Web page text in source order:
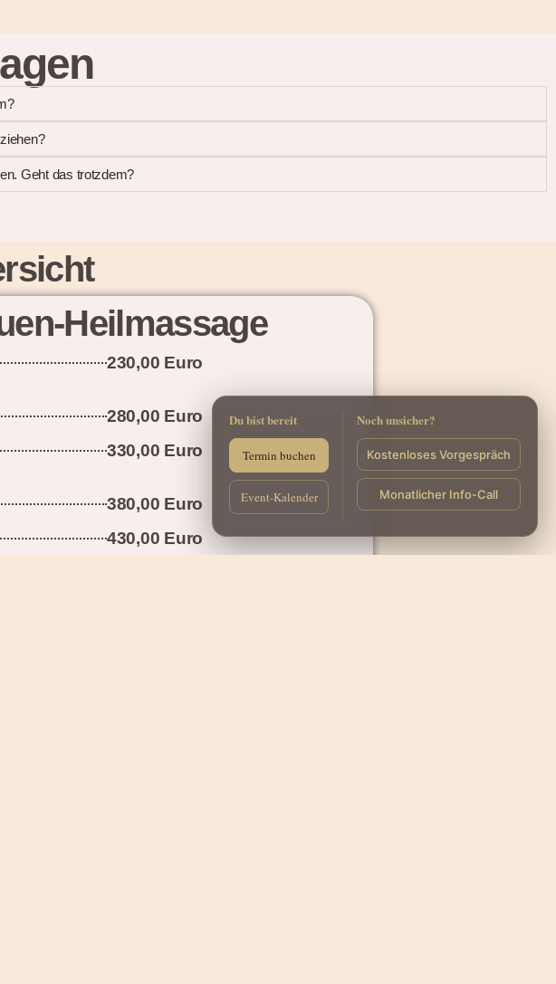
Geht das trotzdem?
Heilmassage
230,00 Euro
280,00 Euro
330,00 Euro
380,00 Euro
430,00 Euro
Du bist bereit
Termin buchen
Event-Kalender
Noch unsicher?
Kostenloses Vorgespräch
Monatlicher Info-Call